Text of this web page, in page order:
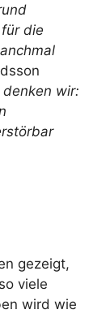
die
wir:
gezeigt,
viele
wird wie